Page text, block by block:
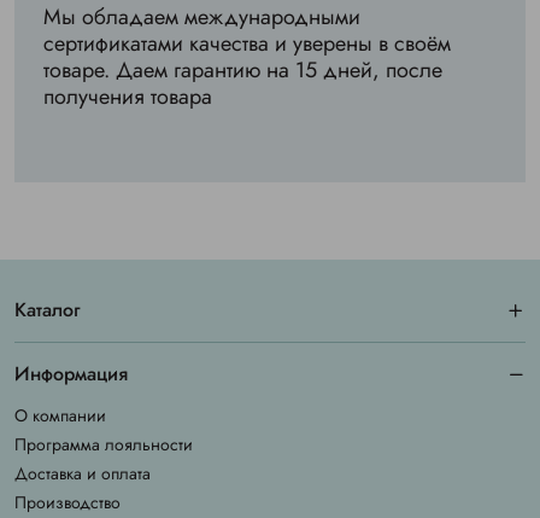
Мы обладаем международными
сертификатами качества и уверены в своём
товаре. Даем гарантию на 15 дней, после
получения товара
Каталог
Информация
О компании
Программа лояльности
Доставка и оплата
Производство